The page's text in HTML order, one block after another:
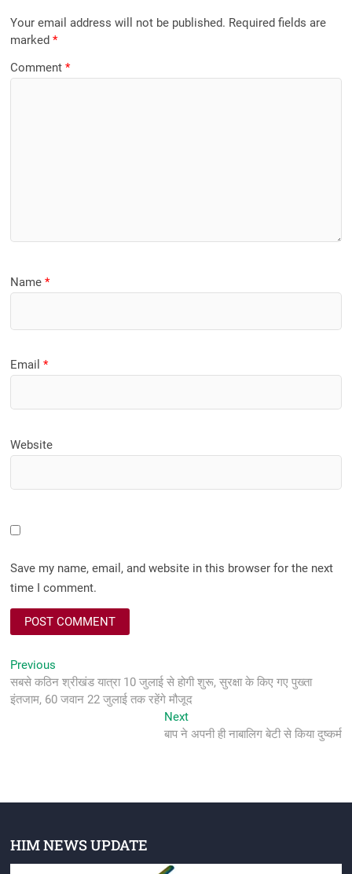
Your email address will not be published. Required fields are
marked*
Comment*
Name*
Email*
Website
Save my name, email, and website in this browser for the next
time I comment.
Post
navigation
Previous
post:
सबसे कठिन श्रीखंड यात्रा 10 जुलाई से होगी शुरू, सुरक्षा के किए गए पुख्ता
इंतजाम, 60 जवान 22 जुलाई तक रहेंगे मौजूद
NextNext
post:
बाप ने अपनी ही नाबालिग बेटी से किया दुष्कर्म
HIM NEWS UPDATE